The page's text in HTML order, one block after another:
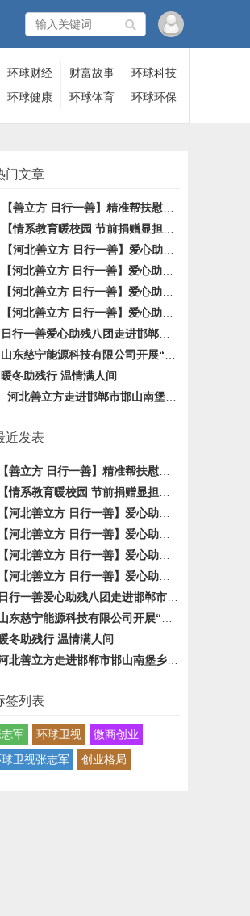
环球财经 财富故事
环球科技
环球健康
环球体育 环球环保
门文章
【善立方 日行一善】精准帮扶慰问困难残疾人活动第四十站
【情系教育暖校园 节前捐赠显担当】邯郸市清源助剂公司献爱心
【河北善立方 日行一善】爱心助残八团慰问活动第39站
【河北善立方 日行一善】爱心助残八团走进冀南新区台城乡东城基村
【河北善立方 日行一善】爱心助残八团慰问活动第38站
【河北善立方 日行一善】爱心助残八团走进丛台区、成安县
日行一善爱心助残八团走进邯郸市馆陶县徐村乡颜窝头村
山东慈宁能源科技有限公司开展“关爱残疾人 寒冬送温暖”活动
暖冬助残行 温情满人间
河北善立方走进邯郸市邯山南堡乡崔曲村慰问
近发表
【善立方 日行一善】精准帮扶慰问困难残疾人活动第四十站
【情系教育暖校园 节前捐赠显担当】邯郸市清源助剂公司献爱心
【河北善立方 日行一善】爱心助残八团慰问活动第39站
【河北善立方 日行一善】爱心助残八团走进冀南新区台城乡东城基村
【河北善立方 日行一善】爱心助残八团慰问活动第38站
【河北善立方 日行一善】爱心助残八团走进丛台区、成安县
日行一善爱心助残八团走进邯郸市馆陶县徐村乡颜窝头村
东慈宁能源科技有限公司开展“关爱残疾人 寒冬送温暖”活动
冬助残行 温情满人间
北善立方走进邯郸市邯山南堡乡崔曲村慰问
签列表
军 环球卫视
微商创业
卫视张志军
创业格局